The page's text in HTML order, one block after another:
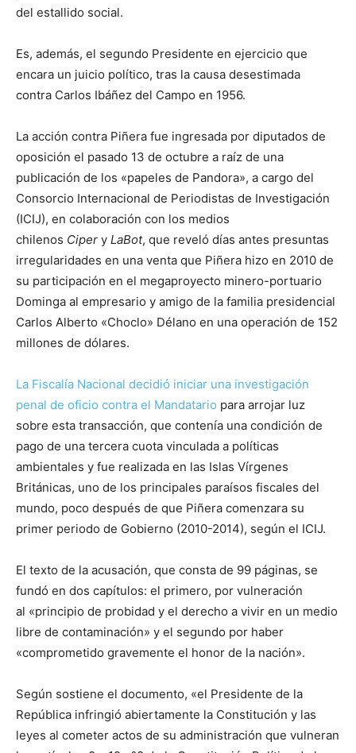
del estallido social.
Es, además, el segundo Presidente en ejercicio que
encara un juicio político, tras la causa desestimada
contra Carlos Ibáñez del Campo en 1956.
La acción contra Piñera fue ingresada por diputados de
oposición el pasado 13 de octubre a raíz de una
publicación de los «papeles de Pandora», a cargo del
Consorcio Internacional de Periodistas de Investigación
(ICIJ), en colaboración con los medios
chilenos Ciper y LaBot, que reveló días antes presuntas
irregularidades en una venta que Piñera hizo en 2010 de
su participación en el megaproyecto minero-portuario
Dominga al empresario y amigo de la familia presidencial
Carlos Alberto «Choclo» Délano en una operación de 152
millones de dólares.
La Fiscalía Nacional decidió iniciar una investigación
penal de oficio contra el Mandatario para arrojar luz
sobre esta transacción, que contenía una condición de
pago de una tercera cuota vinculada a políticas
ambientales y fue realizada en las Islas Vírgenes
Británicas, uno de los principales paraísos fiscales del
mundo, poco después de que Piñera comenzara su
primer periodo de Gobierno (2010-2014), según el ICIJ.
El texto de la acusación, que consta de 99 páginas, se
fundó en dos capítulos: el primero, por vulneración
al «principio de probidad y el derecho a vivir en un medio
libre de contaminación» y el segundo por haber
«comprometido gravemente el honor de la nación».
Según sostiene el documento, «el Presidente de la
República infringió abiertamente la Constitución y las
leyes al cometer actos de su administración que vulneran